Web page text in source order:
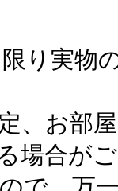
り実物
、お部
場合が